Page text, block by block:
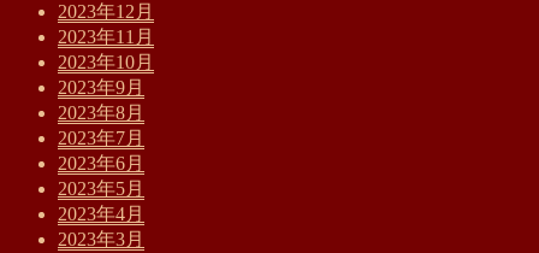
2023年12月
2023年11月
2023年10月
2023年9月
2023年8月
2023年7月
2023年6月
2023年5月
2023年4月
2023年3月